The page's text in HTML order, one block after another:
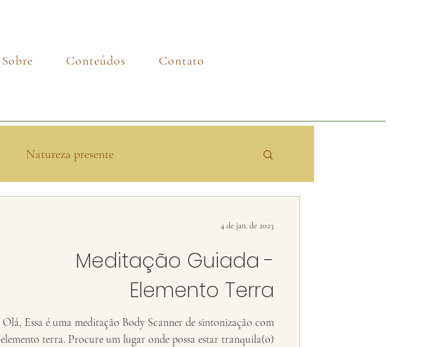
Sobre Conteúdos Contato
Natureza presente
Meditação Guiada -
Elemento Terra
Olá, Essa é uma meditação Body Scanner de sintonização com
elemento terra. Procure um lugar onde possa estar tranquila(o)
4 de jan. de 2023